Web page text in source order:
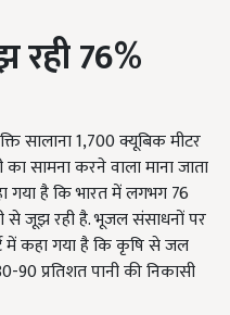
रही 76%
सालाना 1,700 क्यूबिक मीटर
सामना करने वाला माना जाता
है कि भारत में लगभग 76
से जूझ रही है. भूजल संसाधनों पर
में कहा गया है कि कृषि से जल
प्रतिशत पानी की निकासी